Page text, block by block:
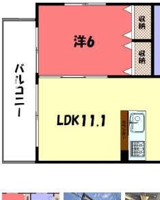
書類DL & 入居者さまへ
家族で住むならマンション？
一人暮らしの物件特集
ペット相談OKの賃貸！
特選物件
ハウスメーカー施工特集！